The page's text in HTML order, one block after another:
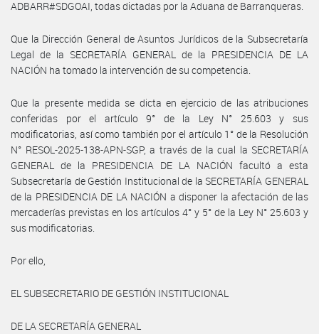
ADBARR#SDGOAI, todas dictadas por la Aduana de Barranqueras.
Que la Dirección General de Asuntos Jurídicos de la Subsecretaría
Legal de la SECRETARÍA GENERAL de la PRESIDENCIA DE LA
NACIÓN ha tomado la intervención de su competencia.
Que la presente medida se dicta en ejercicio de las atribuciones
conferidas por el artículo 9° de la Ley N° 25.603 y sus
modificatorias, así como también por el artículo 1° de la Resolución
N° RESOL-2025-138-APN-SGP, a través de la cual la SECRETARÍA
GENERAL de la PRESIDENCIA DE LA NACIÓN facultó a esta
Subsecretaría de Gestión Institucional de la SECRETARÍA GENERAL
de la PRESIDENCIA DE LA NACIÓN a disponer la afectación de las
mercaderías previstas en los artículos 4° y 5° de la Ley N° 25.603 y
sus modificatorias.
Por ello,
EL SUBSECRETARIO DE GESTIÓN INSTITUCIONAL
DE LA SECRETARÍA GENERAL